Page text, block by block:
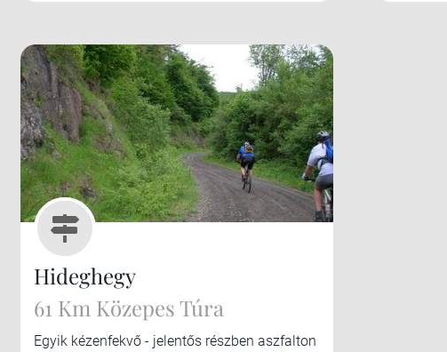
Hideghegy
61 Km Közepes Túra
Egyik kézenfekvő - jelentős részben aszfalton